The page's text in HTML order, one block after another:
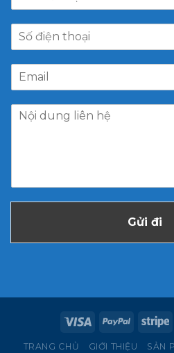
Gửi đi
TRANG CHỦ GIỚI THIỆU SẢN